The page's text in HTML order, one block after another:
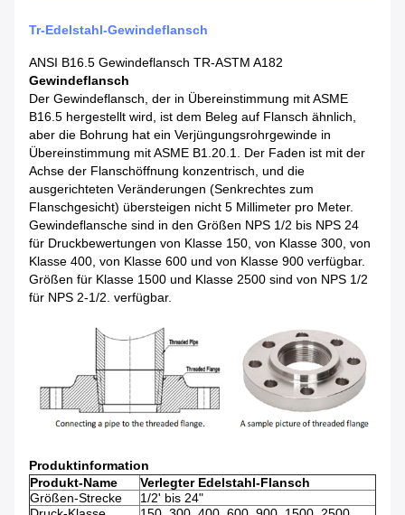
Tr-Edelstahl-Gewindeflansch
ANSI B16.5 Gewindeflansch TR-ASTM A182
Gewindeflansch
Der Gewindeflansch, der in Übereinstimmung mit ASME
B16.5 hergestellt wird, ist dem Beleg auf Flansch ähnlich,
aber die Bohrung hat ein Verjüngungsrohrgewinde in
Übereinstimmung mit ASME B1.20.1. Der Faden ist mit der
Achse der Flanschöffnung konzentrisch, und die
ausgerichteten Veränderungen (Senkrechtes zum
Flanschgesicht) übersteigen nicht 5 Millimeter pro Meter.
Gewindeflansche sind in den Größen NPS 1/2 bis NPS 24
für Druckbewertungen von Klasse 150, von Klasse 300, von
Klasse 400, von Klasse 600 und von Klasse 900 verfügbar.
Größen für Klasse 1500 und Klasse 2500 sind von NPS 1/2
für NPS 2-1/2. verfügbar.
Produktinformation
Produkt-Name
Verlegter Edelstahl-Flansch
Größen-Strecke
1/2' bis 24"